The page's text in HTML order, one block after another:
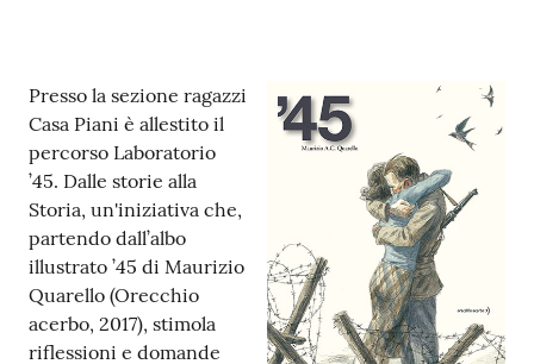
Casa
Piani
Archivio
storico
Decentrate
Presso la sezione ragazzi
Casa Piani è allestito il
percorso Laboratorio
’45. Dalle storie alla
Storia, un'iniziativa che,
partendo dall’albo
illustrato ’45 di Maurizio
Quarello (Orecchio
acerbo, 2017), stimola
riflessioni e domande